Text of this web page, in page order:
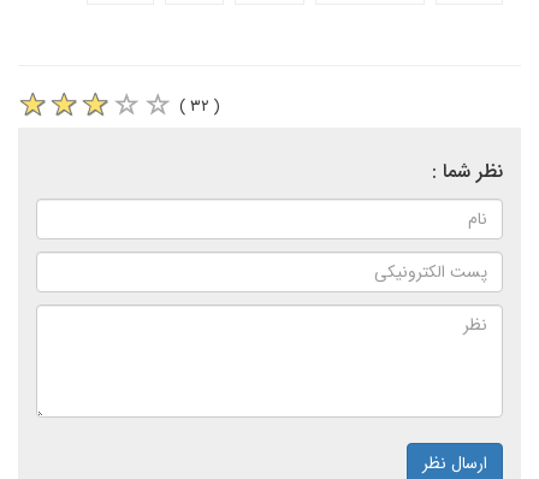
( ۳۲ )
نظر شما :
ارسال نظر